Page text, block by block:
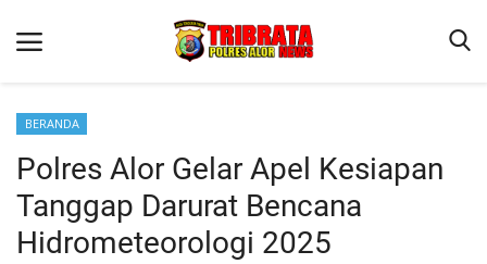
Beranda
Terms & Conditions
Reskrim
BERANDA
Polres Alor Gelar Apel Kesiapan
Tanggap Darurat Bencana
Hidrometeorologi 2025